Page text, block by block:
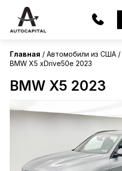
АВТОМОБИЛИ
ЭЛЕКТРОМОБИЛИ
В НАЛИЧИИ
УСЛУГИ
Главная Автомобили из США
BMW X5 xDrive50e 2023
BMW X5 2023